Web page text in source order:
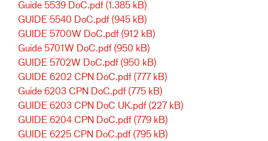
Guide 5539 DoC.pdf (1.385 kB)
GUIDE 5540 DoC.pdf (945 kB)
GUIDE 5700W DoC.pdf (912 kB)
Guide 5701W DoC.pdf (950 kB)
GUIDE 5702W DoC.pdf (950 kB)
GUIDE 6202 CPN DoC.pdf (777 kB)
Guide 6203 CPN DoC.pdf (775 kB)
GUIDE 6203 CPN DoC UK.pdf (227 kB)
GUIDE 6204 CPN DoC.pdf (779 kB)
GUIDE 6225 CPN DoC.pdf (795 kB)